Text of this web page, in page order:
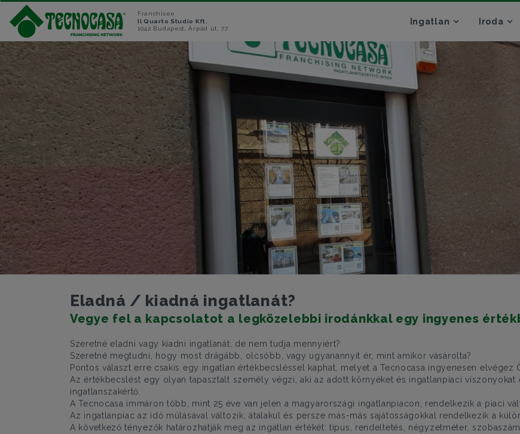
Franchisee
Il Quarto Studio Kft.
1042 Budapest, Árpád út, 77.
Ingatlan Iroda
Eladná / kiadná ingatlanát?
Vegye fel a kapcsolatot a legközelebbi irodánkkal egy ingyenes
Szeretné eladni vagy kiadni ingatlanát, de nem tudja mennyiért?
Szeretné megtudni, hogy most drágább, olcsóbb, vagy ugyanannyit ér, mint amikor vásárolta?
Pontos választ erre csakis egy ingatlan értékbecsléssel kaphat, melyet a Tecnocasa ingyenesen elvégez
Az értékbecslést egy olyan tapasztalt személy végzi, aki az adott környéket és ingatlanpiaci viszonyokat
ingatlanszakértő.
A Tecnocasa immáron több, mint 25 éve van jelen a magyarországi ingatlanpiacon, rendelkezik a piaci
Az ingatlanpiac az idő múlásával változik, átalakul és persze más-más sajátosságokkal rendelkezik a
A következő tényezők határozhatják meg az ingatlan értékét: típus, rendeltetés, négyzetméter,